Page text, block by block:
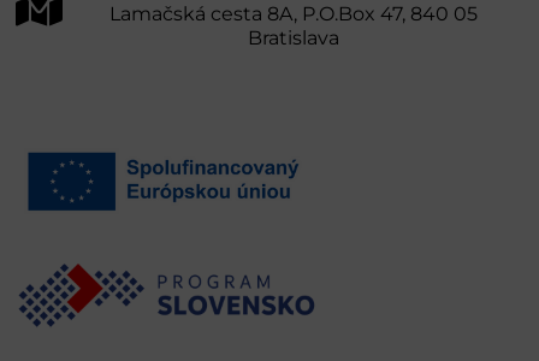
Lamačská cesta 8A, P.O.Box 47, 840 05
Bratislava